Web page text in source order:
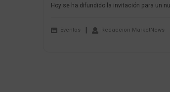
Hoy se ha difundido la invitación para un
Eventos Redaccion MarketNews